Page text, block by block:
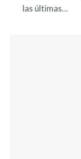
las últimas…